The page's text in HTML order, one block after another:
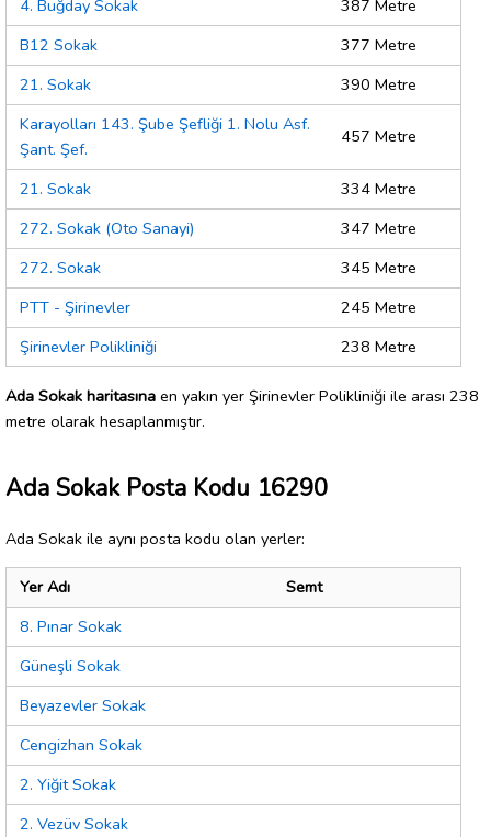
4. Buğday Sokak
387 Metre
B12 Sokak
377 Metre
21. Sokak
390 Metre
Karayolları 143. Şube Şefliği 1. Nolu Asf.
Şant. Şef.
457 Metre
21. Sokak
334 Metre
272. Sokak (Oto Sanayi)
347 Metre
272. Sokak
345 Metre
PTT - Şirinevler
245 Metre
Şirinevler Polikliniği
238 Metre
Ada Sokak haritasına en yakın yer Şirinevler Polikliniği ile arası 238
metre olarak hesaplanmıştır.
Ada Sokak Posta Kodu 16290
Ada Sokak ile aynı posta kodu olan yerler:
Yer Adı
Semt
8. Pınar Sokak
Güneşli Sokak
Beyazevler Sokak
Cengizhan Sokak
2. Yiğit Sokak
2. Vezüv Sokak